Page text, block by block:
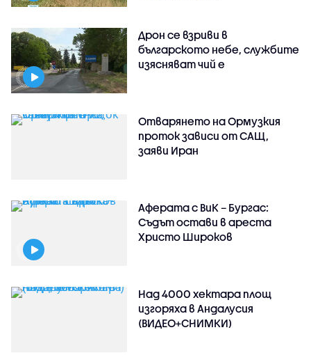
Дрон се взриви в
българското небе, службите
изясняват чий е
Отварянето на Ормузкия
проток зависи от САЩ,
заяви Иран
Аферата с ВиК – Бургас:
Съдът остави в ареста
Христо Широков
Над 4000 хектара площ
изгоряха в Андалусия
(ВИДЕО+СНИМКИ)